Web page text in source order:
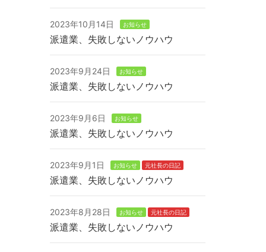
2023年10月14日 お知らせ
派遣業、失敗しないノウハウ
2023年9月24日 お知らせ
派遣業、失敗しないノウハウ
2023年9月6日 お知らせ
派遣業、失敗しないノウハウ
2023年9月1日 お知らせ 元社長の日記
派遣業、失敗しないノウハウ
2023年8月28日 お知らせ 元社長の日記
派遣業、失敗しないノウハウ